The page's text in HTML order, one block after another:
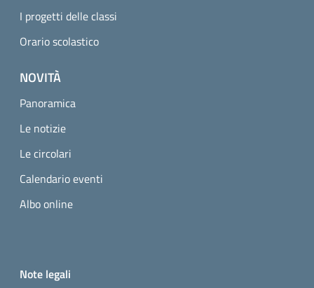
I progetti delle classi
Orario scolastico
NOVITÀ
Panoramica
Le notizie
Le circolari
Calendario eventi
Albo online
Small prints
Note legali